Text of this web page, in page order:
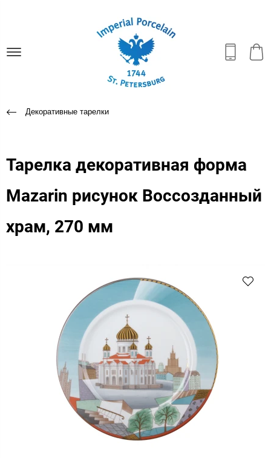
Декоративные тарелки
Тарелка декоративная форма
Mazarin рисунок Воссозданный
храм, 270 мм